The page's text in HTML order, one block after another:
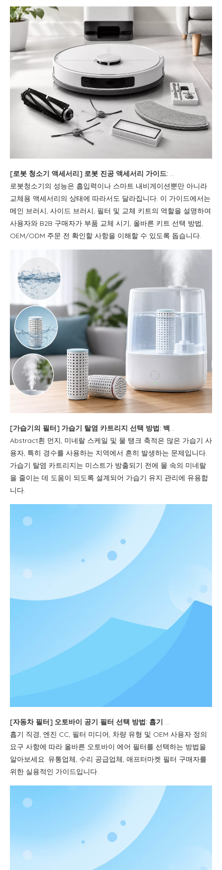
[로봇 청소기 액세서리 ] 로봇 진공 액세서리 가이드: 메인 브러시, 사이드 브러시, 필터 및 교체 키트
로봇청소기의 성능은 흡입력이나 스마트 내비게이션뿐만 아니라
교체용 액세서리의 상태에 따라서도 달라집니다. 이 가이드에서는
메인 브러시, 사이드 브러시, 필터 및 교체 키트의 역할을 설명하여
사용자와 B2B 구매자가 부품 교체 시기, 올바른 키트 선택 방법,
OEM/ODM 주문 전 확인할 사항을 이해할 수 있도록 돕습니다.
[가습기의 필터] 가습기 탈염 카트리지 선택 방법: 백색 먼지, 경수 및 교체 가이드
Abstract흰 먼지, 미네랄 스케일 및 물 탱크 축적은 많은 가습기 사
용자, 특히 경수를 사용하는 지역에서 흔히 발생하는 문제입니다.
가습기 탈염 카트리지는 미스트가 방출되기 전에 물 속의 미네랄
을 줄이는 데 도움이 되도록 설계되어 가습기 유지 관리에 유용합
니다.
[자동차 필터] 오토바이 공기 필터 선택 방법: 흡기 크기, 엔진 CC, 필터 미디어 및 OEM 사용자 정의
흡기 직경, 엔진 CC, 필터 미디어, 차량 유형 및 OEM 사용자 정의
요구 사항에 따라 올바른 오토바이 에어 필터를 선택하는 방법을
알아보세요. 유통업체, 수리 공급업체, 애프터마켓 필터 구매자를
위한 실용적인 가이드입니다.